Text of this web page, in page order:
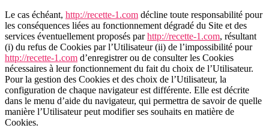
Le cas échéant, http://recette-1.com décline toute responsabilité pour
les conséquences liées au fonctionnement dégradé du Site et des
services éventuellement proposés parhttp://recette-1.com, résultant
(i) du refus de Cookies par l’Utilisateur (ii) de l’impossibilité pour
http://recette-1.com d’enregistrer ou de consulter les Cookies
nécessaires à leur fonctionnement du fait du choix de l’Utilisateur.
Pour la gestion des Cookies et des choix de l’Utilisateur, la
configuration de chaque navigateur est différente. Elle est décrite
dans le menu d’aide du navigateur, qui permettra de savoir de quelle
manière l’Utilisateur peut modifier ses souhaits en matière de
Cookies.